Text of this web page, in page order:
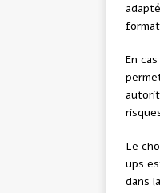
En
Le
ups
dans